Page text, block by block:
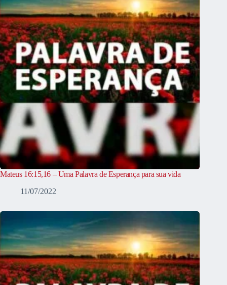
Mateus 16:15,16 – Uma Palavra de Esperança para sua vida
11/07/2022